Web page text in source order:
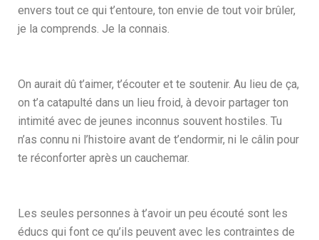
envers tout ce qui t’entoure, ton envie de tout voir brûler,
je la comprends. Je la connais.
On aurait dû t’aimer, t’écouter et te soutenir. Au lieu de ça,
on t’a catapulté dans un lieu froid, à devoir partager ton
intimité avec de jeunes inconnus souvent hostiles. Tu
n’as connu ni l’histoire avant de t’endormir, ni le câlin pour
te réconforter après un cauchemar.
Les seules personnes à t’avoir un peu écouté sont les
éducs qui font ce qu’ils peuvent avec les contraintes de